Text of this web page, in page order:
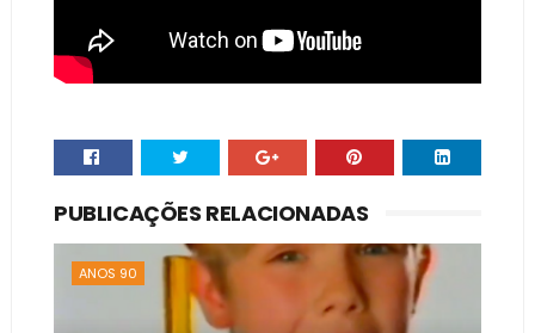
PUBLICAÇÕES RELACIONADAS
ANOS 90